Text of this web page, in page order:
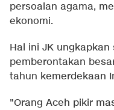
persoalan agama,
ekonomi.
Hal ini JK
pemberontakan
tahun kemerdekaan
"Orang Aceh pikir